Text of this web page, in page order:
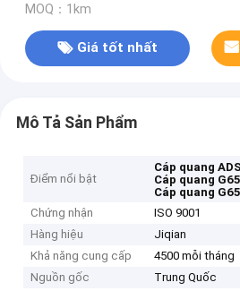
MOQ：1km
Giá tốt nhất
Mô Tả Sản Phẩm
Điểm nổi bật
Cáp quang
Cáp quang
Cáp quang
Chứng nhận
ISO 9001
Hàng hiệu
Jiqian
Khả năng cung cấp
4500 mỗi tháng
Nguồn gốc
Trung Quốc